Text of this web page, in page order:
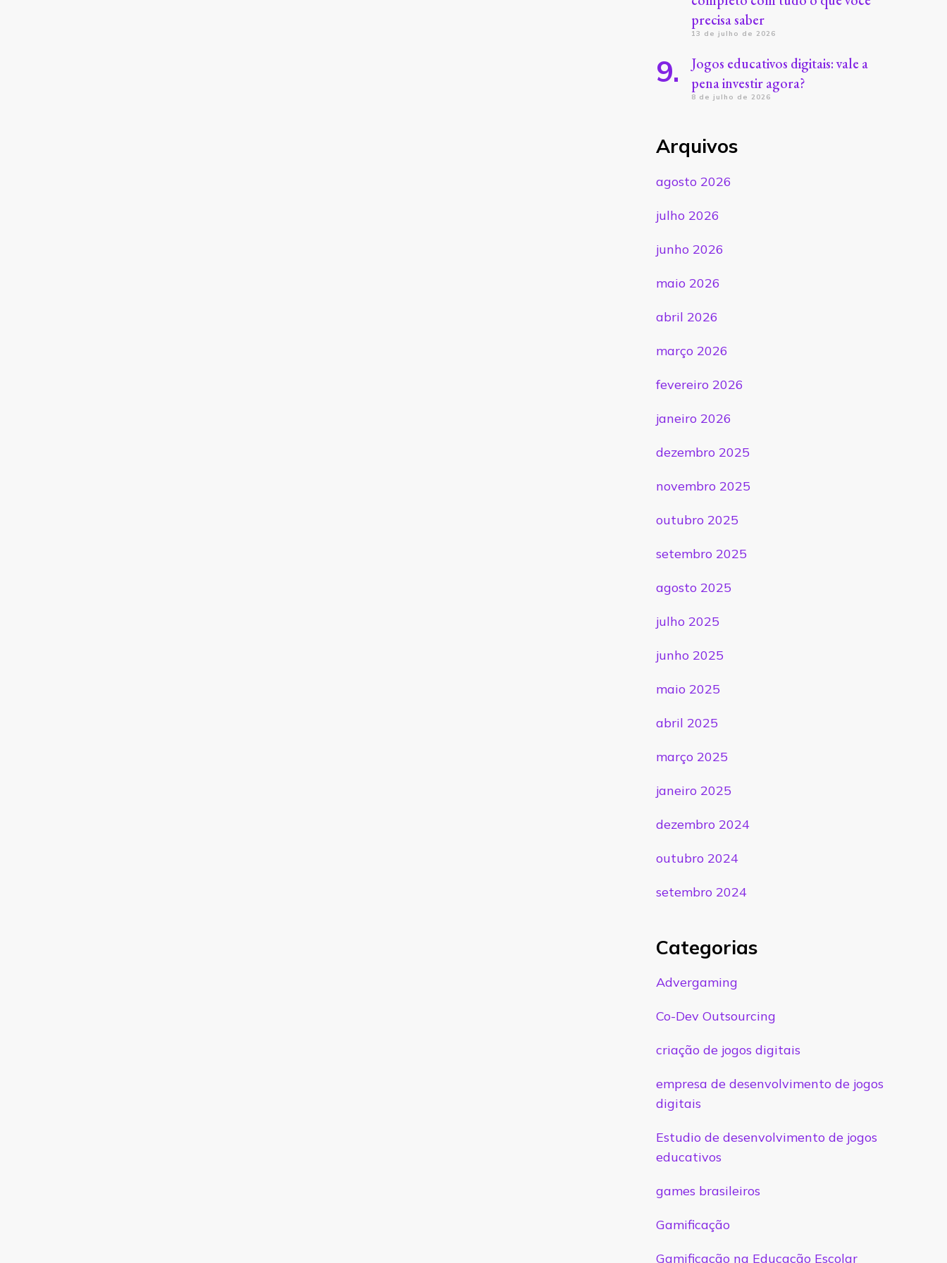
precisa saber
13 de julho de 2026
Jogos educativos digitais: vale a
pena investir agora?
8 de julho de 2026
Arquivos
agosto 2026
julho 2026
junho 2026
maio 2026
abril 2026
março 2026
fevereiro 2026
janeiro 2026
dezembro 2025
novembro 2025
outubro 2025
setembro 2025
agosto 2025
julho 2025
junho 2025
maio 2025
abril 2025
março 2025
janeiro 2025
dezembro 2024
outubro 2024
setembro 2024
Categorias
Advergaming
Co-Dev Outsourcing
criação de jogos digitais
empresa de desenvolvimento de jogos
digitais
Estudio de desenvolvimento de jogos
educativos
games brasileiros
Gamificação
Gamificação na Educação Escolar